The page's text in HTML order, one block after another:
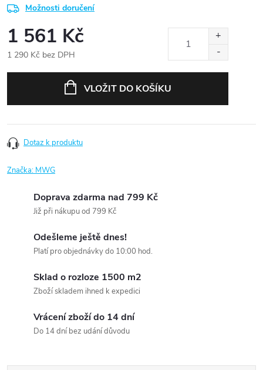
Možnosti doručení
1 561 Kč
1 290 Kč bez DPH
VLOŽIT DO KOŠÍKU
Dotaz k produktu
Značka: MWG
Doprava zdarma nad 799 Kč
Již při nákupu od 799 Kč
Odešleme ještě dnes!
Platí pro objednávky do 10:00 hod.
Sklad o rozloze 1500 m2
Zboží skladem ihned k expedici
Vrácení zboží do 14 dní
Do 14 dní bez udání důvodu